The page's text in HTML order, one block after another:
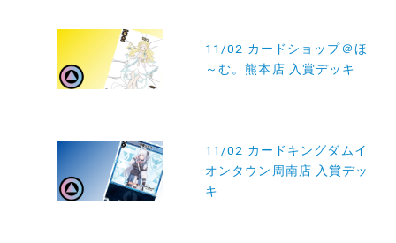
11/02 カードショップ＠ほ
～む。熊本店 入賞デッキ
11/02 カードキングダムイ
オンタウン周南店 入賞デッ
キ